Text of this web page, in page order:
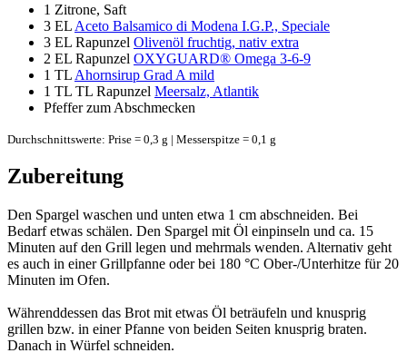
1 Zitrone, Saft
3 EL Aceto Balsamico di Modena I.G.P., Speciale
3 EL Rapunzel Olivenöl fruchtig, nativ extra
2 EL Rapunzel OXYGUARD® Omega 3-6-9
1 TL Ahornsirup Grad A mild
1 TL TL Rapunzel Meersalz, Atlantik
Pfeffer zum Abschmecken
Durchschnittswerte: Prise = 0,3 g | Messerspitze = 0,1 g
Zubereitung
Den Spargel waschen und unten etwa 1 cm abschneiden. Bei
Bedarf etwas schälen. Den Spargel mit Öl einpinseln und ca. 15
Minuten auf den Grill legen und mehrmals wenden. Alternativ geht
es auch in einer Grillpfanne oder bei 180 °C Ober-/Unterhitze für 20
Minuten im Ofen.
Währenddessen das Brot mit etwas Öl beträufeln und knusprig
grillen bzw. in einer Pfanne von beiden Seiten knusprig braten.
Danach in Würfel schneiden.